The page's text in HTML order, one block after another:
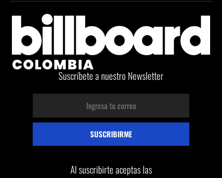
Suscríbete a nuestro Newsletter
Al suscribirte aceptas las